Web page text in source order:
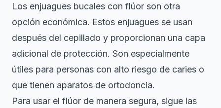
Los enjuagues bucales con flúor son otra
opción económica. Estos enjuagues se usan
después del cepillado y proporcionan una capa
adicional de protección. Son especialmente
útiles para personas con alto riesgo de caries o
que tienen aparatos de ortodoncia.
Para usar el flúor de manera segura, sigue las